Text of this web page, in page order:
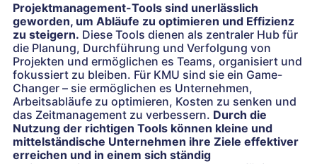
Projektmanagement-Tools sind unerlässlich
geworden, um Abläufe zu optimieren und Effizienz
zu steigern. Diese Tools dienen als zentraler Hub für
die Planung, Durchführung und Verfolgung von
Projekten und ermöglichen es Teams, organisiert und
fokussiert zu bleiben. Für KMU sind sie ein Game-
Changer – sie ermöglichen es Unternehmen,
Arbeitsabläufe zu optimieren, Kosten zu senken und
das Zeitmanagement zu verbessern. Durch die
Nutzung der richtigen Tools können kleine und
mittelständische Unternehmen ihre Ziele effektiver
erreichen und in einem sich ständig